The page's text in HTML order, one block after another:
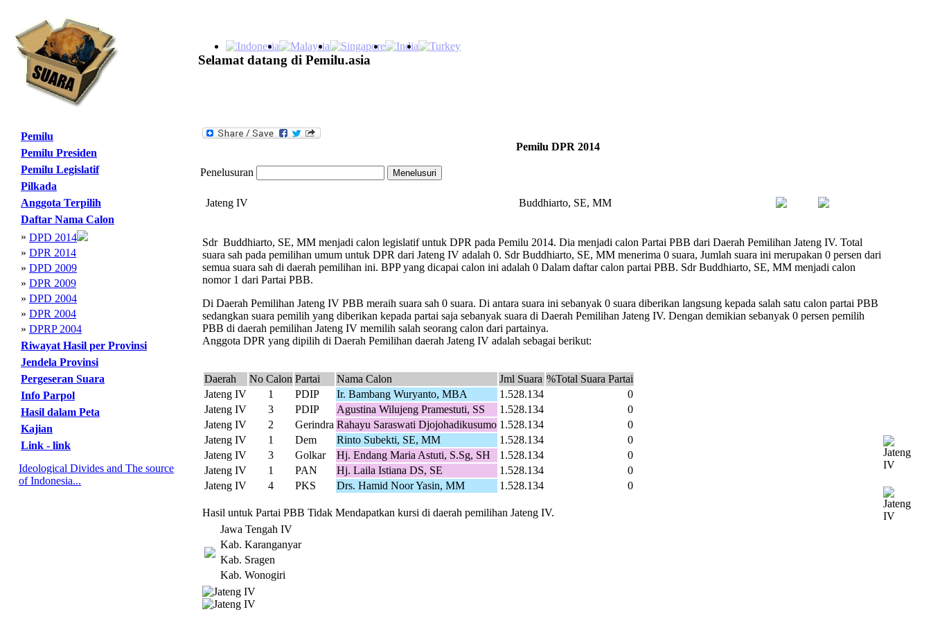
Selamat datang di Pemilu.asia
Pemilu
Pemilu Presiden
Pemilu Legislatif
Pilkada
Anggota Terpilih
Daftar Nama Calon
» DPD 2014
» DPR 2014
» DPD 2009
» DPR 2009
» DPD 2004
» DPR 2004
» DPRP 2004
Riwayat Hasil per Provinsi
Jendela Provinsi
Pergeseran Suara
Info Parpol
Hasil dalam Peta
Kajian
Link - link
Ideological Divides and The source
of Indonesia...
Pemilu DPR 2014
Penelusuran
Jateng IV Buddhiarto, SE, MM
Sdr Buddhiarto, SE, MM menjadi calon legislatif untuk DPR pada Pemilu 2014. Dia menjadi calon Partai PBB dari Daerah Pemilihan Jateng IV. Total
suara sah pada pemilihan umum untuk DPR dari Jateng IV adalah 0. Sdr Buddhiarto, SE, MM menerima 0 suara, Jumlah suara ini merupakan 0 persen dari
semua suara sah di daerah pemilihan ini. BPP yang dicapai calon ini adalah 0 Dalam daftar calon partai PBB. Sdr Buddhiarto, SE, MM menjadi calon
nomor 1 dari Partai PBB.
Di Daerah Pemilihan Jateng IV PBB meraih suara sah 0 suara. Di antara suara ini sebanyak 0 suara diberikan langsung kepada salah satu calon partai PBB
sedangkan suara pemilih yang diberikan kepada partai saja sebanyak suara di Daerah Pemilihan Jateng IV. Dengan demikian sebanyak 0 persen pemilih
PBB di daerah pemilihan Jateng IV memilih salah seorang calon dari partainya.
Anggota DPR yang dipilih di Daerah Pemilihan daerah Jateng IV adalah sebagai berikut:
Daerah No Calon Partai Nama Calon Jml Suara %Total Suara Partai
Jateng IV
1 PDIP Ir. Bambang Wuryanto, MBA 1.528.134
0
Jateng IV
3 PDIP Agustina Wilujeng Pramestuti, SS 1.528.134
0
Jateng IV
2 Gerindra Rahayu Saraswati Djojohadikusumo 1.528.134
0
Jateng IV
1 Dem Rinto Subekti, SE, MM 1.528.134
0
Jateng IV
3 Golkar Hj. Endang Maria Astuti, S.Sg, SH 1.528.134
0
Jateng IV
1 PAN Hj. Laila Istiana DS, SE 1.528.134
0
Jateng IV
4 PKS Drs. Hamid Noor Yasin, MM 1.528.134 0
Hasil untuk Partai PBB Tidak Mendapatkan kursi di daerah pemilihan Jateng IV.
Jawa Tengah IV
Kab. Karanganyar
Kab. Sragen
Kab. Wonogiri